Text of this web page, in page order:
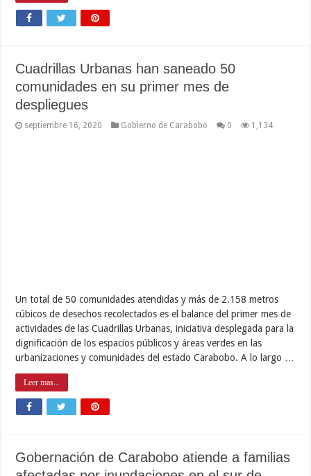
Cuadrillas Urbanas han saneado 50
comunidades en su primer mes de
despliegues
septiembre 16, 2020 Gobierno de Carabobo 0 1,134
Un total de 50 comunidades atendidas y más de 2.158 metros
cúbicos de desechos recolectados es el balance del primer mes de
actividades de las Cuadrillas Urbanas, iniciativa desplegada para la
dignificación de los espacios públicos y áreas verdes en las
urbanizaciones y comunidades del estado Carabobo. A lo largo …
Leer mas...
Gobernación de Carabobo atiende a familias